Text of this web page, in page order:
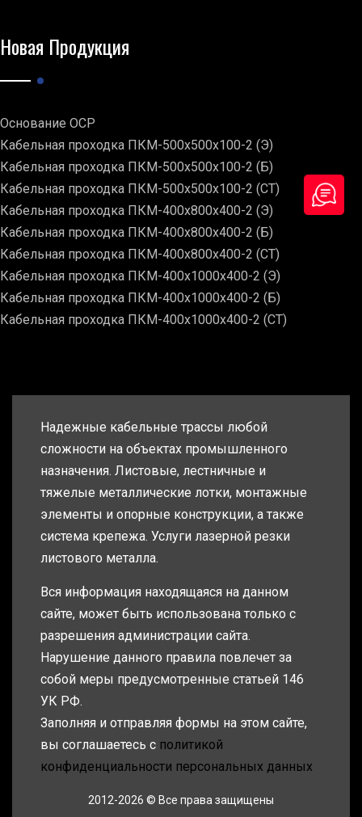
Новая Продукция
Основание ОСР
Кабельная проходка ПКМ-500х500х100-2 (Э)
Кабельная проходка ПКМ-500х500х100-2 (Б)
Кабельная проходка ПКМ-500х500х100-2 (СТ)
Кабельная проходка ПКМ-400х800х400-2 (Э)
Кабельная проходка ПКМ-400х800х400-2 (Б)
Кабельная проходка ПКМ-400х800х400-2 (СТ)
Кабельная проходка ПКМ-400х1000х400-2 (Э)
Кабельная проходка ПКМ-400х1000х400-2 (Б)
Кабельная проходка ПКМ-400х1000х400-2 (СТ)
Надежные кабельные трассы любой
сложности на объектах промышленного
назначения. Листовые, лестничные и
тяжелые металлические лотки, монтажные
элементы и опорные конструкции, а также
система крепежа. Услуги лазерной резки
листового металла.
Вся информация находящаяся на данном
сайте, может быть использована только с
разрешения администрации сайта.
Нарушение данного правила повлечет за
собой меры предусмотренные статьей 146
УК РФ.
Заполняя и отправляя формы на этом сайте,
вы соглашаетесь с политикой
конфиденциальности персональных данных
2012-2026 © Все права защищены